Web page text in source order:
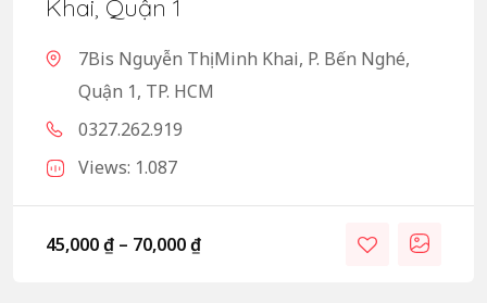
Khai, Quận 1
7Bis Nguyễn Thị Minh Khai, P. Bến Nghé,
Quận 1, TP. HCM
0327.262.919
Views: 1.087
45,000₫ – 70,000₫